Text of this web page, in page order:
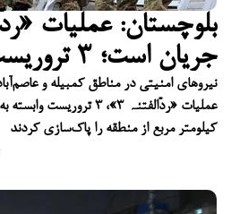
جریان است؛ ۳ تروریست کشته شدند
نیروهای امنیتی در مناطق کمبیله و
کیلومتر مربع از منطقه را پاک‌سازی کردند